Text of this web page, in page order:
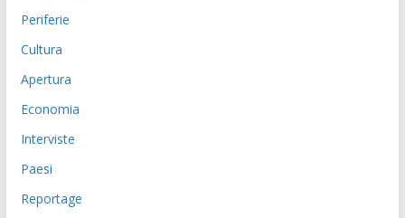
Periferie
Cultura
Apertura
Economia
Interviste
Paesi
Reportage